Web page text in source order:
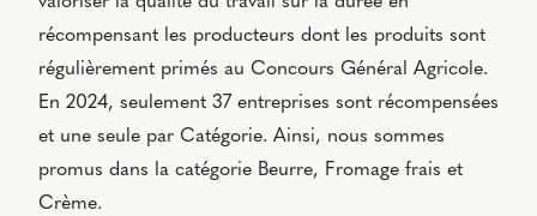
récompensant les producteurs dont les produits sont
régulièrement primés au Concours Général Agricole.
En 2024, seulement 37 entreprises sont récompensées
et une seule par Catégorie. Ainsi, nous sommes
promus dans la catégorie Beurre, Fromage frais et
Crème.